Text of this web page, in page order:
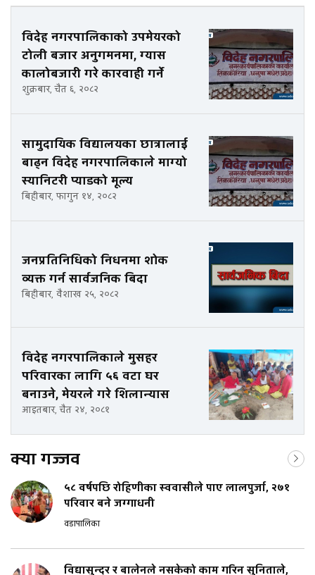
विदेह नगरपालिकाको उपमेयरको
टोली बजार अनुगमनमा, ग्यास
कालोबजारी गरे कारवाही गर्ने
शुक्रबार, चैत ६, २०८२
सामुदायिक विद्यालयका छात्रालाई
बाढ्न विदेह नगरपालिकाले माग्यो
स्यानिटरी प्याडको मूल्य
बिहीबार, फागुन १४, २०८२
जनप्रतिनिधिको निधनमा शोक
व्यक्त गर्न सार्वजनिक बिदा
बिहीबार, वैशाख २५, २०८२
विदेह नगरपालिकाले मुसहर
परिवारका लागि ५६ वटा घर
बनाउने, मेयरले गरे शिलान्यास
आइतबार, चैत २४, २०८१
क्या गज्जव
५८ वर्षपछि रोहिणीका स्ववासीले पाए लालपुर्जा, २७१
परिवार बने जग्गाधनी
वडापालिका
विद्यासुन्दर र बालेनले नसकेको काम गरिन सुनिताले,